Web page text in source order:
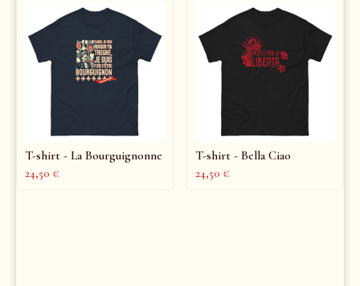
T-shirt - La Bourguignonne
24,50 €
T-shirt - Bella Ciao
24,50 €